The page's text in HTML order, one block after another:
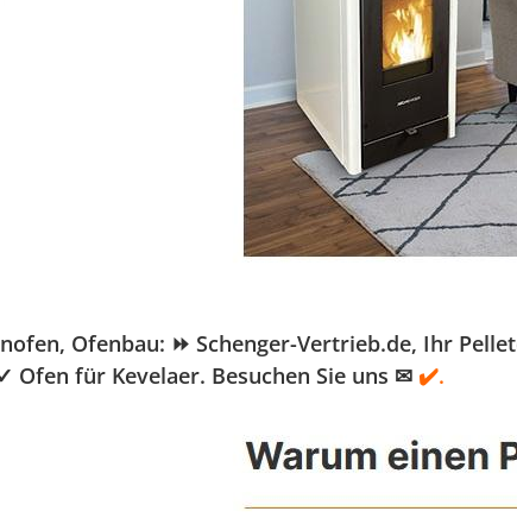
Ofenbau: ⏩ Schenger-Vertrieb.de, Ihr
Ofen für Kevelaer. Besuchen Sie uns ✉ ✔️.